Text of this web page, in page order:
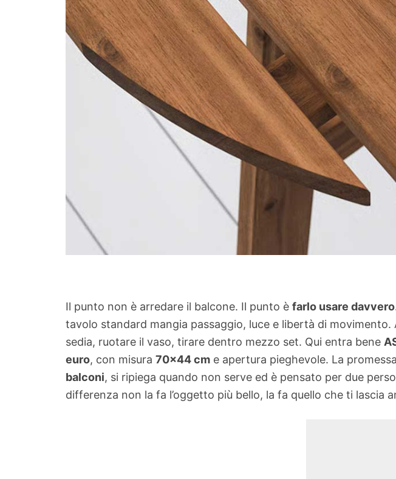
Il punto non è arredare il balcone. Il punto è farlo usare davvero
tavolo standard mangia passaggio, luce e libertà di
sedia, ruotare il vaso, tirare dentro mezzo set. Qui entra bene
euro, con misura 70×44 cm e apertura pieghevole. La
balconi, si ripiega quando non serve ed è pensato per due
differenza non la fa l’oggetto più bello, la fa quello che ti